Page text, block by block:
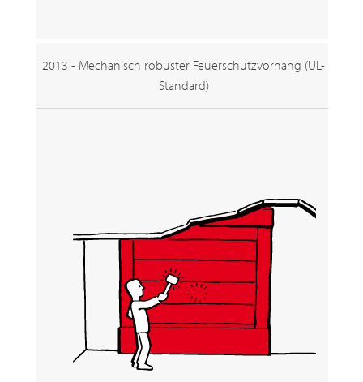
2013 - Mechanisch robuster Feuerschutzvorhang (UL-
Standard)